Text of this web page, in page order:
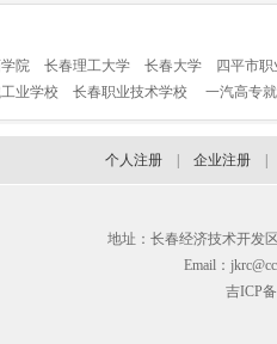
院 长春理工大学 长春大学
四平市
业学校 长春职业技术学校 一汽高专
个人注册 企业注册
地址：长春经济技术开发
Email：
吉ICP